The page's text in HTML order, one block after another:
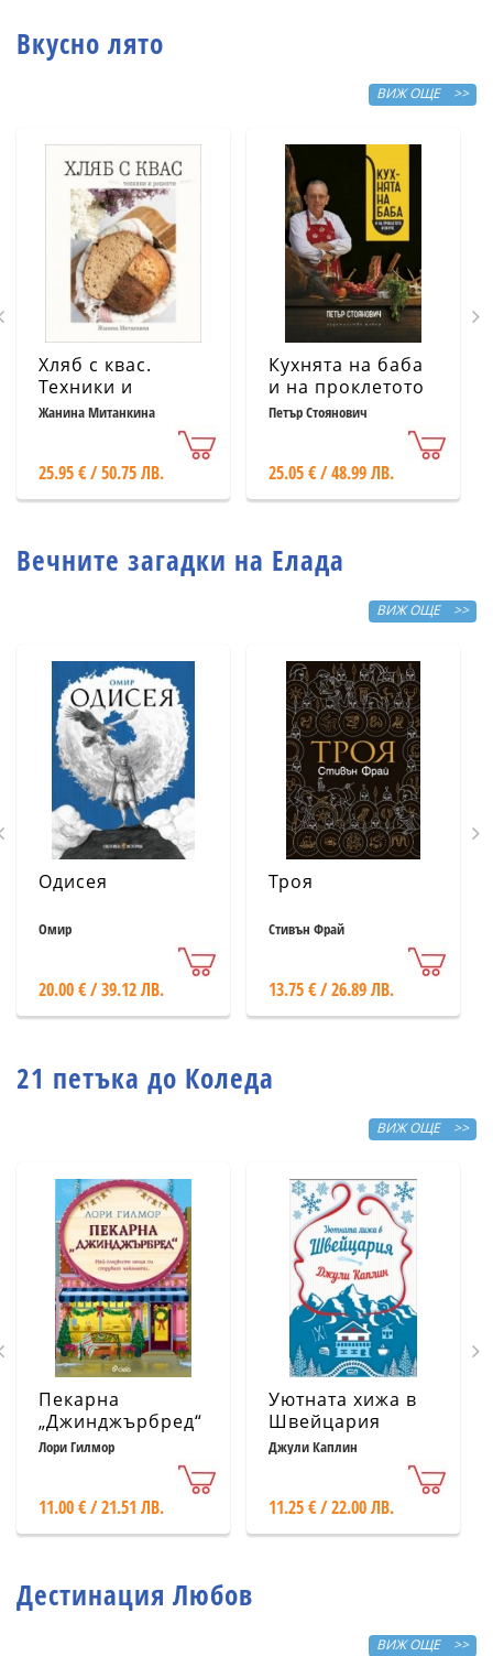
Вкусно лято
ВИЖ ОЩЕ >>
Хляб с квас.
Техники и
рецепти
Жанина Митанкина
25.95 € / 50.75 ЛВ.
Кухнята на баба
и на проклетото
й внуче
Петър Стоянович
25.05 € / 48.99 ЛВ.
Вечните загадки на Елада
ВИЖ ОЩЕ >>
Одисея
Омир
20.00 € / 39.12 ЛВ.
Троя
Стивън Фрай
13.75 € / 26.89 ЛВ.
21 петъка до Коледа
ВИЖ ОЩЕ >>
Пекарна
„Джинджърбред“
(с цветни
Лори Гилмор
11.00 € / 21.51 ЛВ.
Уютната хижа в
Швейцария
Джули Каплин
11.25 € / 22.00 ЛВ.
Дестинация Любов
ВИЖ ОЩЕ >>